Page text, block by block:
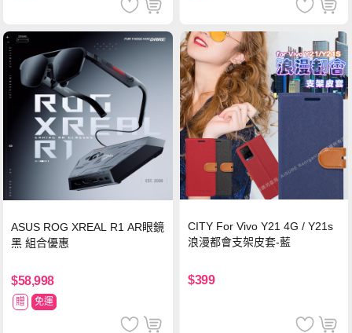
ASUS ROG XREAL R1 AR眼鏡
黑 組合優惠
$58,998
贈 免運
CITY For Vivo Y21 4G / Y21s
浪漫都會支架皮套-藍
$399